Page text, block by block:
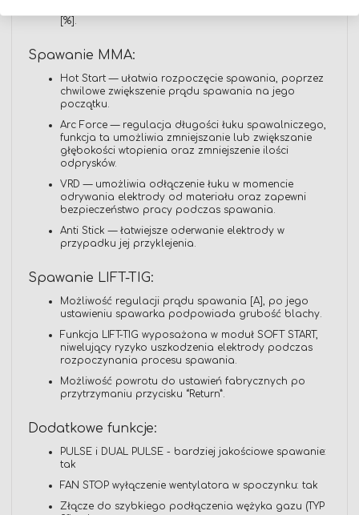
[%].
Spawanie MMA:
Hot Start — ułatwia rozpoczęcie spawania, poprzez
chwilowe zwiększenie prądu spawania na jego
początku.
Arc Force — regulacja długości łuku spawalniczego,
funkcja ta umożliwia zmniejszanie lub zwiększanie
głębokości wtopienia oraz zmniejszenie ilości
odprysków.
VRD — umożliwia odłączenie łuku w momencie
odrywania elektrody od materiału oraz zapewni
bezpieczeństwo pracy podczas spawania.
Anti Stick — łatwiejsze oderwanie elektrody w
przypadku jej przyklejenia.
Spawanie LIFT-TIG:
Możliwość regulacji prądu spawania [A], po jego
ustawieniu spawarka podpowiada grubość blachy.
Funkcja LIFT-TIG wyposażona w moduł SOFT START,
niwelujący ryzyko uszkodzenia elektrody podczas
rozpoczynania procesu spawania.
Możliwość powrotu do ustawień fabrycznych po
przytrzymaniu przycisku “Return”.
Dodatkowe funkcje:
PULSE i DUAL PULSE - bardziej jakościowe spawanie:
tak
FAN STOP wyłączenie wentylatora w spoczynku: tak
Złącze do szybkiego podłączenia wężyka gazu (TYP